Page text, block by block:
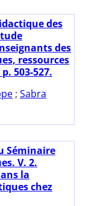
des
des
ressources
503-527.
; Sabra
Séminaire
V. 2.
la
chez